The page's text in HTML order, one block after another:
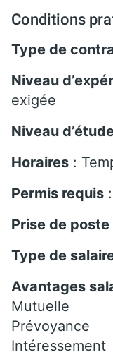
Conditions
Type de
Niveau
exigée
Niveau
Horaires :
Permis requis
Prise de poste
Type de
Avantages
Mutuelle
Prévoyance
Intéressement